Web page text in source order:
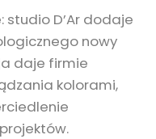
studio D’Ar dodaje
nowy
daje firmie
kolorami,